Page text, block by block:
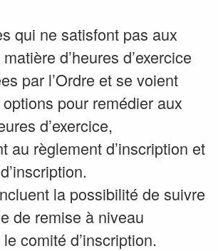
qui ne satisfont pas aux
d’heures d’exercice
par l’Ordre et se voient
pour remédier aux
d’exercice,
au règlement d’inscription et
la possibilité de suivre
de remise à niveau
comité d’inscription.